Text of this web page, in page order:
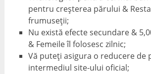
pentru creșterea părului &
frumuseții;
Nu există efecte secundare &
& Femeile îl folosesc zilnic;
Vă puteți asigura o reducere de
intermediul site-ului oficial;